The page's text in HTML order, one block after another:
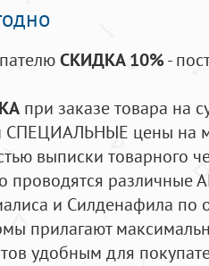
СКИДКА 10%-
при заказе товара на
СПЕЦИАЛЬНЫЕ цены на
выписки товарного
проводятся
и Силденафила по
прилагают
удобным для